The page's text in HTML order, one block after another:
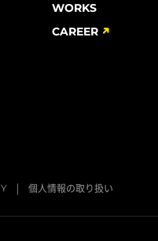
WORKS
CAREER
個人情報の取り扱い